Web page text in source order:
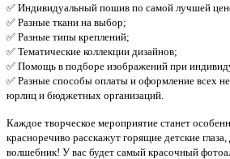
✅ Индивидуальный пошив по самой лучшей
✅ Разные ткани на выбор;
✅ Разные типы креплений;
✅ Тематические коллекции дизайнов;
✅ Помощь в подборе изображений при
✅ Разные способы оплаты и оформление всех
юрлиц и бюджетных организаций.
Каждое творческое мероприятие станет
красноречиво расскажут горящие детские
волшебник! У вас будет самый красочный